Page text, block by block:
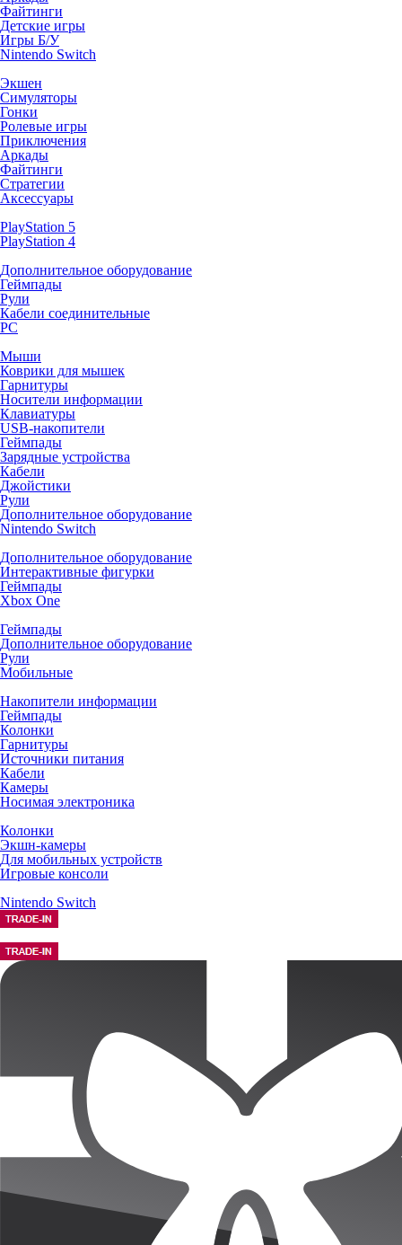
Файтинги
Детские игры
Игры Б/У
Nintendo Switch
Экшен
Симуляторы
Гонки
Ролевые игры
Приключения
Аркады
Файтинги
Стратегии
Аксессуары
PlayStation 5
PlayStation 4
Дополнительное оборудование
Геймпады
Рули
Кабели соединительные
PC
Мыши
Коврики для мышек
Гарнитуры
Носители информации
Клавиатуры
USB-накопители
Геймпады
Зарядные устройства
Кабели
Джойстики
Рули
Дополнительное оборудование
Nintendo Switch
Дополнительное оборудование
Интерактивные фигурки
Геймпады
Xbox One
Геймпады
Дополнительное оборудование
Рули
Мобильные
Накопители информации
Геймпады
Колонки
Гарнитуры
Источники питания
Кабели
Камеры
Носимая электроника
Колонки
Экшн-камеры
Для мобильных устройств
Игровые консоли
Nintendo Switch